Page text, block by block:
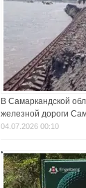
В Самаркандской
железной дороги
04.07.2026 00:10